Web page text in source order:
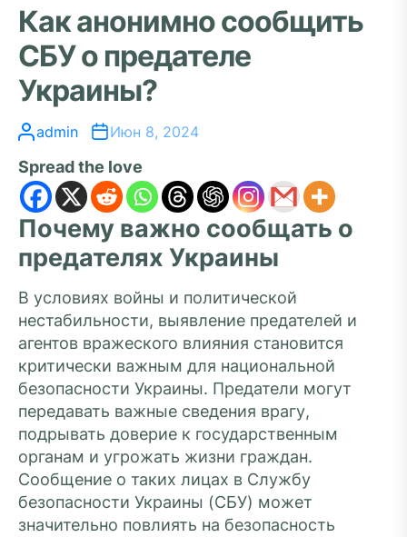
Как анонимно сообщить
СБУ о предателе
Украины?
admin Июн 8, 2024
Spread the love
Почему важно сообщать о
предателях Украины
В условиях войны и политической
нестабильности, выявление предателей и
агентов вражеского влияния становится
критически важным для национальной
безопасности Украины. Предатели могут
передавать важные сведения врагу,
подрывать доверие к государственным
органам и угрожать жизни граждан.
Сообщение о таких лицах в Службу
безопасности Украины (СБУ) может
значительно повлиять на безопасность